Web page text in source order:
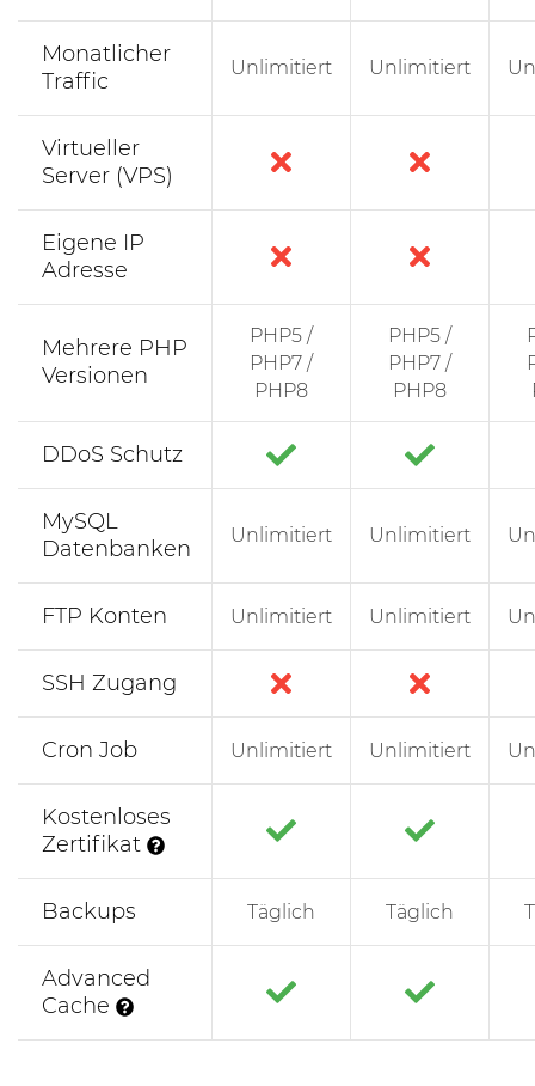
Monatlicher
Traffic
Unlimitiert Unlimitiert
Virtueller
Server (VPS)
Eigene IP
Adresse
Mehrere PHP
Versionen
PHP5 /
PHP7 /
PHP8
PHP5 /
PHP7 /
PHP8
DDoS Schutz
MySQL
Datenbanken
Unlimitiert Unlimitiert
FTP Konten Unlimitiert Unlimitiert
SSH Zugang
Cron Job Unlimitiert Unlimitiert
Kostenloses
Zertifikat
Backups Täglich Täglich
Advanced
Cache